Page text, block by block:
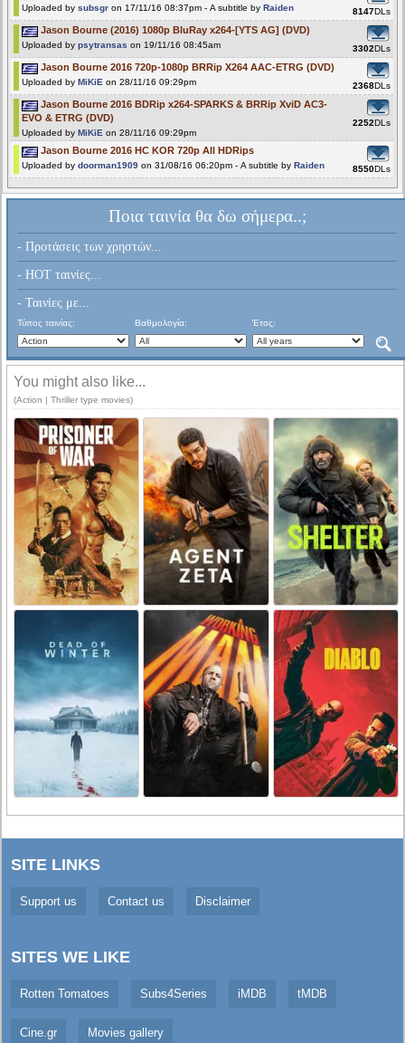
Uploaded by subsgr on 17/11/16 08:37pm - A subtitle by Raiden 8147DLs
Jason Bourne (2016) 1080p BluRay x264-[YTS AG] (DVD)
Uploaded by psytransas on 19/11/16 08:45am 3302DLs
Jason Bourne 2016 720p-1080p BRRip X264 AAC-ETRG (DVD)
Uploaded by MiKiE on 28/11/16 09:29pm 2368DLs
Jason Bourne 2016 BDRip x264-SPARKS & BRRip XviD AC3-
EVO & ETRG (DVD)
Uploaded by MiKiE on 28/11/16 09:29pm
2252DLs
Jason Bourne 2016 HC KOR 720p All HDRips
Uploaded by doorman1909 on 31/08/16 06:20pm - A subtitle by Raiden 8550DLs
Ποια ταινία θα δω σήμερα..;
- Προτάσεις των χρηστών...
- HOT ταινίες...
- Ταινίες με...
Τύπος ταινίας: Βαθμολογία: Έτος:
You might also like...
(Action | Thriller type movies)
SITE LINKS
Support us Contact us Disclaimer
SITES WE LIKE
Rotten Tomatoes Subs4Series iMDB tMDB
Cine.gr Movies gallery